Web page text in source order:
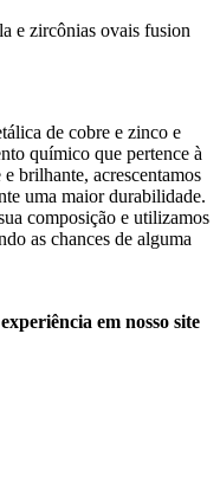
e zircônias ovais fusion
de cobre e zinco e
químico que pertence à
brilhante, acrescentamos
uma maior durabilidade.
composição e utilizamos
as chances de alguma
em nosso site